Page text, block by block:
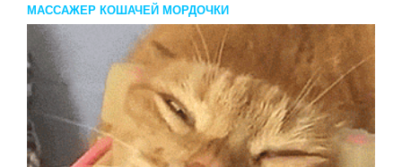
МАССАЖЕР КОШАЧЕЙ МОРДОЧКИ